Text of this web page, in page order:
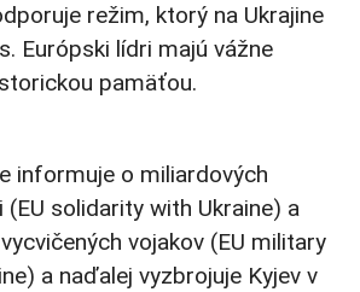
režim, ktorý na Ukrajine
Európski lídri majú vážne
pamäťou.
informuje o miliardových
solidarity with Ukraine) a
vojakov (EU military
a naďalej vyzbrojuje Kyjev v